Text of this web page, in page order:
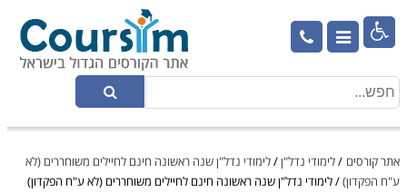

אתר קורסים /לימודי נדל"ן/לימודי נדל"ן שנה ראשונה חינם לחיילים משוחררים (לא
ע"ח הפקדון)/לימודי נדל"ן שנה ראשונה חינם לחיילים משוחררים (לא ע"ח הפקדון)